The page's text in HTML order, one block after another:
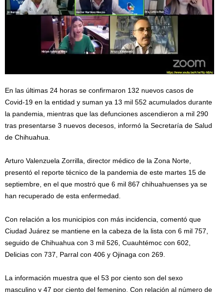
En las últimas 24 horas se confirmaron 132 nuevos casos de
Covid-19 en la entidad y suman ya 13 mil 552 acumulados durante
la pandemia, mientras que las defunciones ascendieron a mil 290
tras presentarse 3 nuevos decesos, informó la Secretaría de Salud
de Chihuahua.
Arturo Valenzuela Zorrilla, director médico de la Zona Norte,
presentó el reporte técnico de la pandemia de este martes 15 de
septiembre, en el que mostró que 6 mil 867 chihuahuenses ya se
han recuperado de esta enfermedad.
Con relación a los municipios con más incidencia, comentó que
Ciudad Juárez se mantiene en la cabeza de la lista con 6 mil 757,
seguido de Chihuahua con 3 mil 526, Cuauhtémoc con 602,
Delicias con 737, Parral con 406 y Ojinaga con 269.
La información muestra que el 53 por ciento son del sexo
masculino y 47 por ciento del femenino. Con relación al número de